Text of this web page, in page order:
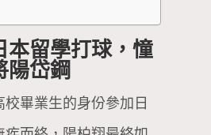
本留學打球，憧
陽岱鋼
畢業生的身份參加日